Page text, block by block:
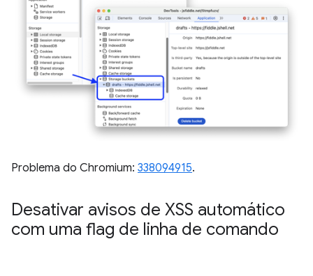
Problema do Chromium: 338094915.
Desativar avisos de XSS automático
com uma flag de linha de comando